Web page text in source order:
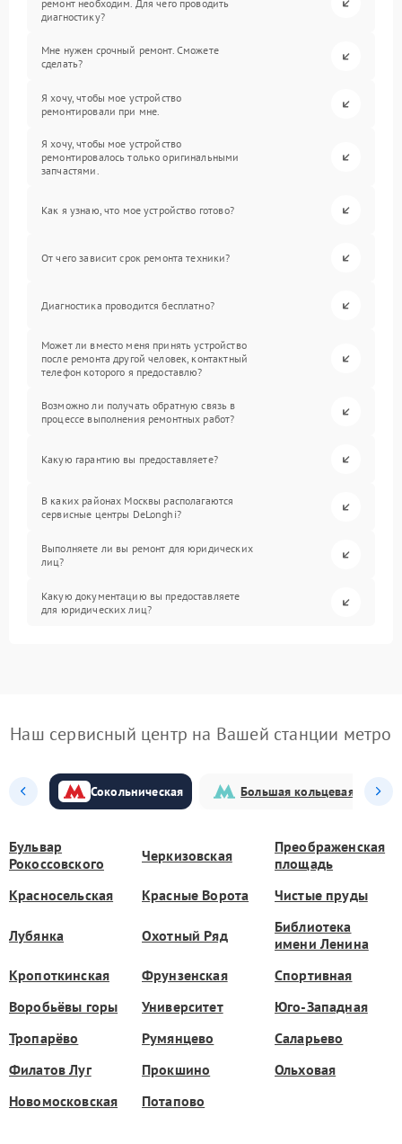
ремонт необходим. Для чего проводить
диагностику?
Мне нужен срочный ремонт. Сможете
сделать?
Я хочу, чтобы мое устройство
ремонтировали при мне.
Я хочу, чтобы мое устройство
ремонтировалось только оригинальными
запчастями.
Как я узнаю, что мое устройство готово?
От чего зависит срок ремонта техники?
Диагностика проводится бесплатно?
Может ли вместо меня принять устройство
после ремонта другой человек, контактный
телефон которого я предоставлю?
Возможно ли получать обратную связь в
процессе выполнения ремонтных работ?
Какую гарантию вы предоставляете?
В каких районах Москвы располагаются
сервисные центры DeLonghi?
Выполняете ли вы ремонт для юридических
лиц?
Какую документацию вы предоставляете
для юридических лиц?
Наш сервисный центр на Вашей станции метро
Сокольническая Большая кольцевая
Бульвар
Рокоссовского
Черкизовская
Преображенская
площадь
Красносельская
Красные Ворота Чистые пруды
Лубянка Охотный Ряд
Библиотека
имени Ленина
Кропоткинская
Фрунзенская
Спортивная
Воробьёвы горы
Университет
Юго-Западная
Тропарёво
Румянцево
Саларьево
Филатов Луг
Прокшино
Ольховая
Новомосковская
Потапово